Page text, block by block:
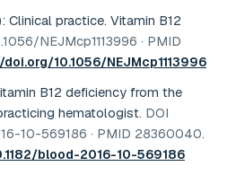
: Clinical practice. Vitamin B12
NEJMcp1113996 · PMID
10.1056/NEJMcp1113996
B12 deficiency from the
hematologist. DOI
10-569186 · PMID 28360040.
blood-2016-10-569186